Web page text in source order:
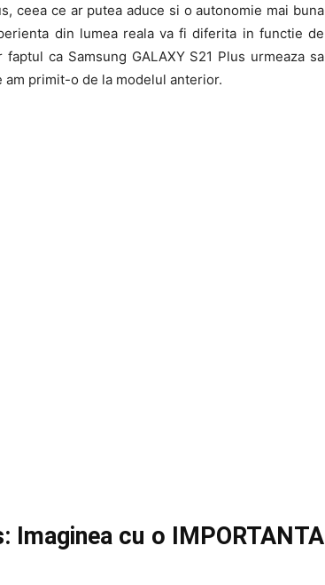
ceea ce ar putea aduce si o autonomie mai buna
din lumea reala va fi diferita in functie de
ca Samsung GALAXY S21 Plus urmeaza sa
primit-o de la modelul anterior.
Imaginea cu o IMPORTANTA